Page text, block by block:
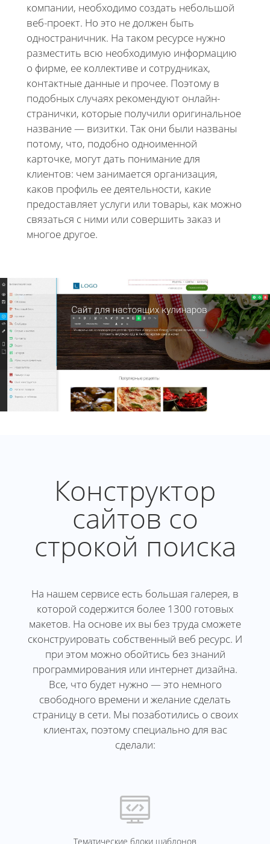
компании, необходимо создать небольшой
веб-проект. Но это не должен быть
одностраничник. На таком ресурсе нужно
разместить всю необходимую информацию
о фирме, ее коллективе и сотрудниках,
контактные данные и прочее. Поэтому в
подобных случаях рекомендуют онлайн-
странички, которые получили оригинальное
название — визитки. Так они были названы
потому, что, подобно одноименной
карточке, могут дать понимание для
клиентов: чем занимается организация,
каков профиль ее деятельности, какие
предоставляет услуги или товары, как можно
связаться с ними или совершить заказ и
многое другое.
Конструктор
сайтов со
строкой поиска
На нашем сервисе есть большая галерея, в
которой содержится более 1300 готовых
макетов. На основе их вы без труда сможете
сконструировать собственный веб ресурс. И
при этом можно обойтись без знаний
программирования или интернет дизайна.
Все, что будет нужно — это немного
свободного времени и желание сделать
страницу в сети. Мы позаботились о своих
клиентах, поэтому специально для вас
сделали:
Тематические блоки шаблонов